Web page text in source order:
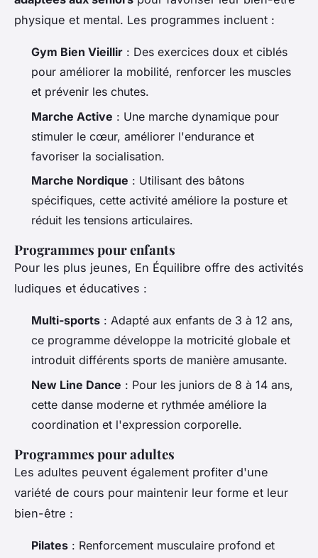
physique et mental. Les programmes incluent :
Gym Bien Vieillir : Des exercices doux et ciblés
pour améliorer la mobilité, renforcer les muscles
et prévenir les chutes.
Marche Active : Une marche dynamique pour
stimuler le cœur, améliorer l'endurance et
favoriser la socialisation.
Marche Nordique : Utilisant des bâtons
spécifiques, cette activité améliore la posture et
réduit les tensions articulaires.
Programmes pour enfants
Pour les plus jeunes, En Équilibre offre des activités
ludiques et éducatives :
Multi-sports : Adapté aux enfants de 3 à 12 ans,
ce programme développe la motricité globale et
introduit différents sports de manière amusante.
New Line Dance : Pour les juniors de 8 à 14 ans,
cette danse moderne et rythmée améliore la
coordination et l'expression corporelle.
Programmes pour adultes
Les adultes peuvent également profiter d'une
variété de cours pour maintenir leur forme et leur
bien-être :
Pilates : Renforcement musculaire profond et